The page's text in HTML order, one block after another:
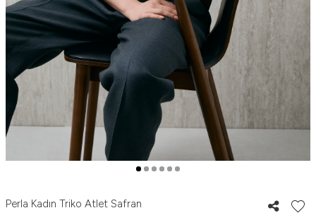
Perla Kadın Triko Atlet Safran